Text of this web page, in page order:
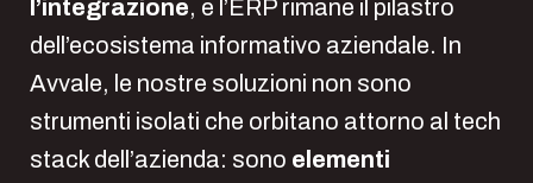
l’integrazione, e l’ERP rimane il pilastro
dell’ecosistema informativo aziendale. In
Avvale, le nostre soluzioni non sono
strumenti isolati che orbitano attorno al tech
stack dell’azienda: sono elementi